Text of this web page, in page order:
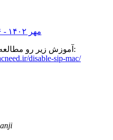
۰۹ مهر ۱۴۰۲ - ۱۴:۰۶
آموزش زیر رو مطالعه بفرمایید:
disable-sip-mac/